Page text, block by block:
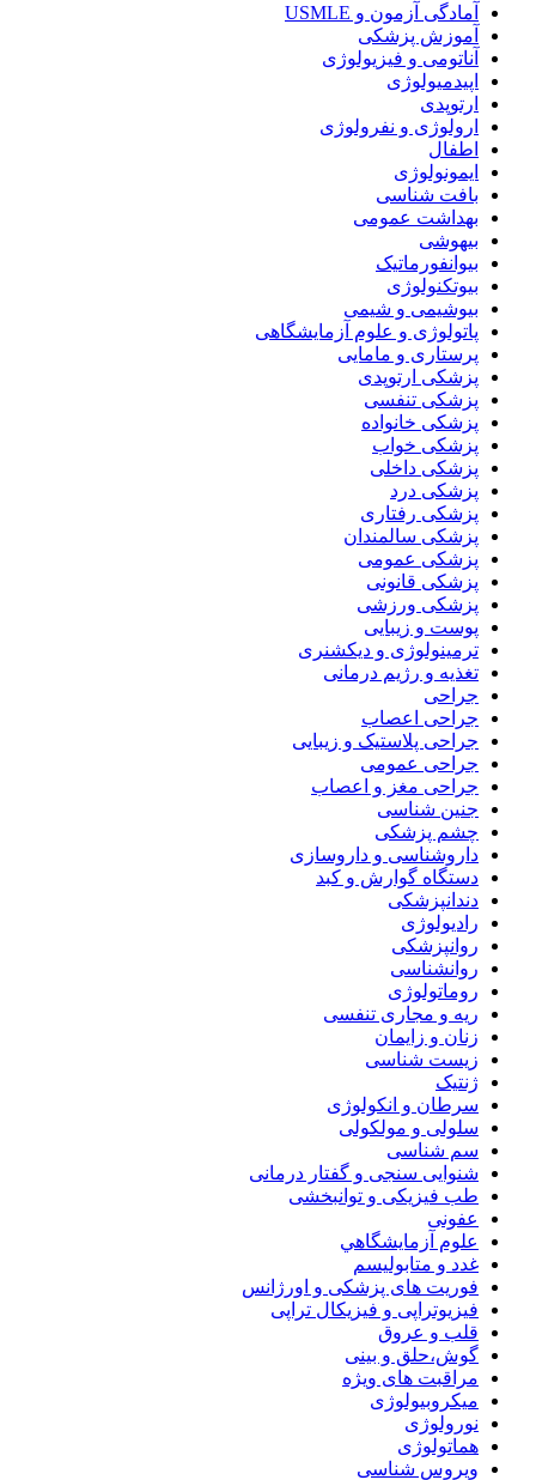
آمادگی آزمون و USMLE
آموزش پزشکی
آناتومی و فیزیولوژی
اپیدمیولوژی
ارتوپدی
ارولوژی و نفرولوژی
اطفال
ایمونولوژی
بافت شناسی
بهداشت عمومی
بیهوشی
بیوانفورماتیک
بیوتکنولوژی
بیوشیمی و شیمی
پاتولوژی و علوم آزمایشگاهی
پرستاری و مامایی
پزشکی ارتوپدی
پزشکی تنفسی
پزشکی خانواده
پزشکی خواب
پزشکی داخلی
پزشکی درد
پزشکی رفتاری
پزشکی سالمندان
پزشکی عمومی
پزشکی قانونی
پزشکی ورزشی
پوست و زیبایی
ترمینولوژی و دیکشنری
تغذیه و رژیم درمانی
جراحی
جراحی اعصاب
جراحی پلاستیک و زیبایی
جراحی عمومی
جراحی مغز و اعصاب
جنین شناسی
چشم پزشکی
داروشناسی و داروسازی
دستگاه گوارش و کبد
دندانپزشکی
رادیولوژی
روانپزشکی
روانشناسی
روماتولوژی
ریه و مجاری تنفسی
زنان و زایمان
زیست شناسی
ژنتیک
سرطان و انکولوژی
سلولی و مولکولی
سم شناسی
شنوایی سنجی و گفتار درمانی
طب فیزیکی و توانبخشی
عفونی
علوم آزمايشگاهي
غدد و متابولیسم
فوریت های پزشکی و اورژانس
فیزیوتراپی و فیزیکال تراپی
قلب و عروق
گوش،حلق و بینی
مراقبت های ویژه
میکروبیولوژی
نورولوژی
هماتولوژی
ویروس شناسی